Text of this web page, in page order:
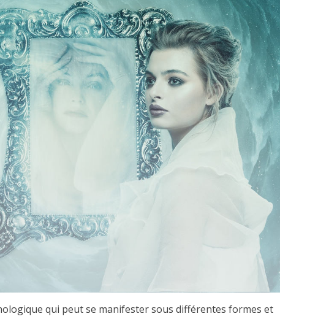
qui peut se manifester sous différentes formes et